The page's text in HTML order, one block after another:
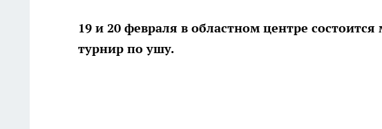
19 и 20 февраля в областном центре
турнир по ушу.